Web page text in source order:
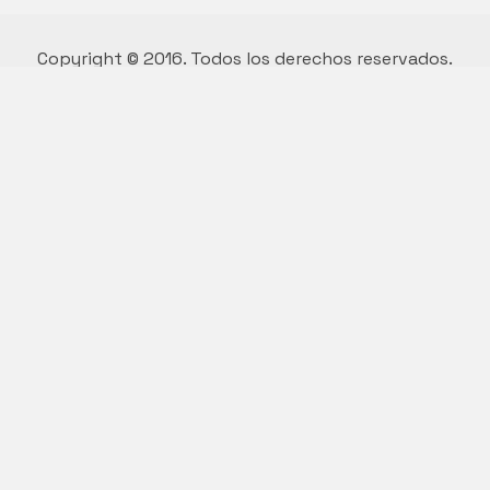
Copyright © 2016. Todos los derechos reservados.